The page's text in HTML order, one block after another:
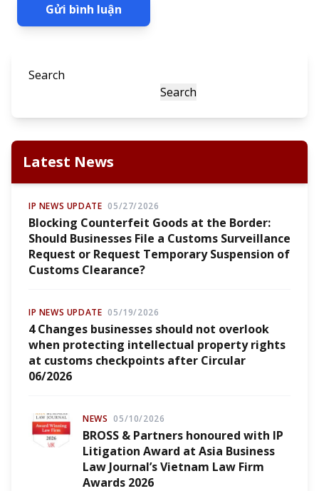
Gửi bình luận
Search
Search
Latest News
IP NEWS UPDATE 05/27/2026
Blocking Counterfeit Goods at the Border:
Should Businesses File a Customs Surveillance
Request or Request Temporary Suspension of
Customs Clearance?
IP NEWS UPDATE 05/19/2026
4 Changes businesses should not overlook
when protecting intellectual property rights
at customs checkpoints after Circular
06/2026
NEWS 05/10/2026
BROSS & Partners honoured with IP
Litigation Award at Asia Business
Law Journal’s Vietnam Law Firm
Awards 2026